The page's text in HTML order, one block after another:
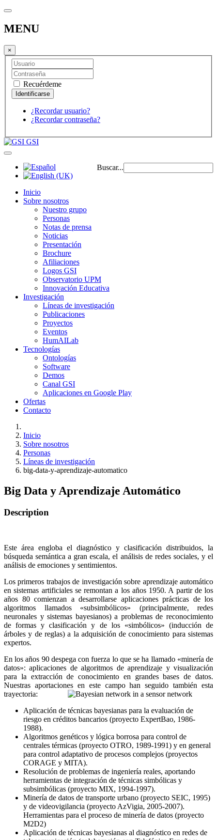
MENU
×
Recuérdeme
¿Recordar usuario?
¿Recordar contraseña?
GSI
Buscar...
Inicio
Sobre nosotros
Nuestro grupo
Personas
Notas de prensa
Noticias
Presentación
Brochure
Afiliaciones
Logos GSI
Observatorio UPM
Innovación Educativa
Investigación
Líneas de investigación
Publicaciones
Proyectos
Eventos
HumAILab
Tecnologías
Ontologías
Software
Demos
Canal GSI
Aplicaciones en Google Play
Ofertas
Contacto
Inicio
Sobre nosotros
Personas
Líneas de investigación
big-data-y-aprendizaje-automatico
Big Data y Aprendizaje Automático
Description
Este área engloba el diagnóstico y clasificación distribuidos, la
búsqueda semántica a gran escala, el análisis de redes sociales, y el
análisis de emociones y sentimientos.
Los primeros trabajos de investigación sobre aprendizaje automático
en sistemas artificiales se remontan a los años 1950. A partir de los
años 80 comienzan a desarrollarse aplicaciones prácticas de los
algoritmos llamados «subsimbólicos» (principalmente, redes
neuronales y sistemas bayesianos) a problemas de reconocimiento
de formas y clasificación y de los «simbólicos» (inducción de
árboles y de reglas) a la adquisición de conocimiento para sistemas
expertos.
En los años 90 despega con fuerza lo que se ha llamado «minería de
datos»: aplicaciones de algoritmos de aprendizaje y visualización
para la extracción de conocimiento en grandes bases de datos.
Nuestras aportaciones en este campo han seguido también esta
trayectoria:
Aplicación de técnicas bayesianas para la evaluación de
riesgo en créditos bancarios (proyecto ExpertBao, 1986-
1988).
Algoritmos genéticos y lógica borrosa para control de
centrales térmicas (proyecto OTRO, 1989-1991) y en general
para control adaptativo de procesos complejos (proyectos
CORAGE y MITA).
Resolución de problemas de ingeniería reales, aportando
herramientas de integración de técnicas simbólicas y
subsimbólicas (proyecto MIX, 1994-1997).
Minería de datos de transporte urbano (proyecto SEIC, 1995)
y de videovigilancia (proyecto AzVigia, 2005-2007).
Herramientas para el proceso de minería de datos (proyecto
M2D2)
Aplicación de técnicas bayesianas al diagnóstico en redes de